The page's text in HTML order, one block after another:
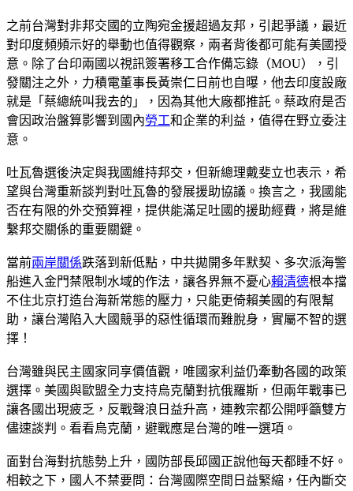
之前台灣對非邦交國的立陶宛金援超過友邦，引起爭議，最近
對印度頻頻示好的舉動也值得觀察，兩者背後都可能有美國授
意。除了台印兩國以視訊簽署移工合作備忘錄（MOU），引
發關注之外，力積電董事長黃崇仁日前也自曝，他去印度設廠
就是「蔡總統叫我去的」，因為其他大廠都推託。蔡政府是否
會因政治盤算影響到國內勞工和企業的利益，值得在野立委注
意。
吐瓦魯選後決定與我國維持邦交，但新總理戴斐立也表示，希
望與台灣重新談判對吐瓦魯的發展援助協議。換言之，我國能
否在有限的外交預算裡，提供能滿足吐國的援助經費，將是維
繫邦交關係的重要關鍵。
當前兩岸關係跌落到新低點，中共拋開多年默契、多次派海警
船進入金門禁限制水域的作法，讓各界無不憂心賴清德根本擋
不住北京打造台海新常態的壓力，只能更倚賴美國的有限幫
助，讓台灣陷入大國競爭的惡性循環而難脫身，實屬不智的選
擇！
台灣雖與民主國家同享價值觀，唯國家利益仍牽動各國的政策
選擇。美國與歐盟全力支持烏克蘭對抗俄羅斯，但兩年戰事已
讓各國出現疲乏，反戰聲浪日益升高，連教宗都公開呼籲雙方
儘速談判。看看烏克蘭，避戰應是台灣的唯一選項。
面對台海對抗態勢上升，國防部長邱國正說他每天都睡不好。
相較之下，國人不禁要問：台灣國際空間日益緊縮，任內斷交